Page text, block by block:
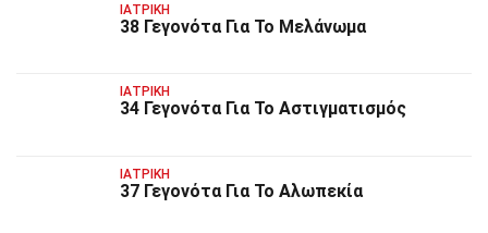
ΙΑΤΡΙΚΉ
38 Γεγονότα Για Το Μελάνωμα
ΙΑΤΡΙΚΉ
34 Γεγονότα Για Το Αστιγματισμός
ΙΑΤΡΙΚΉ
37 Γεγονότα Για Το Αλωπεκία